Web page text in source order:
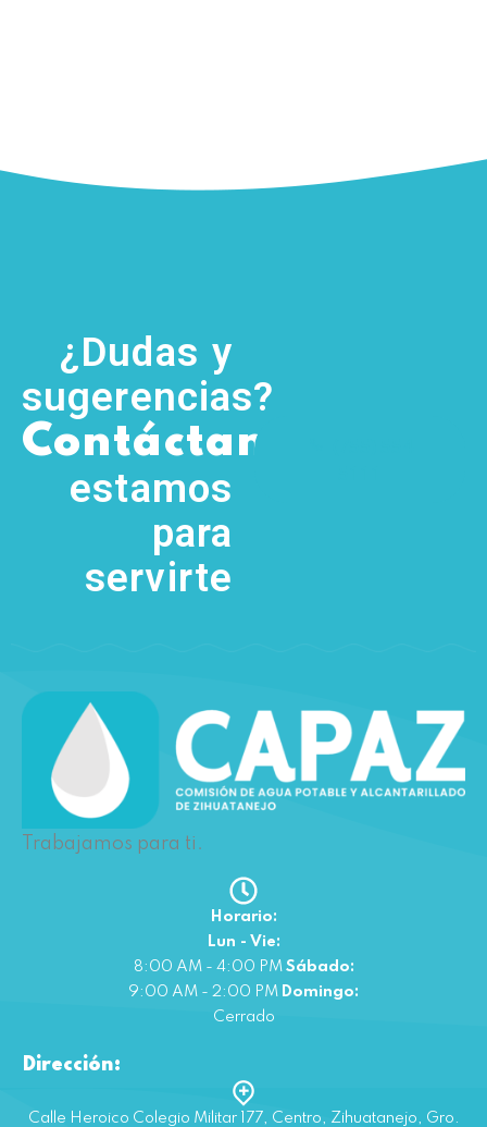
¿Dudas y
sugerencias?
Contáctanos
estamos
para
servirte
Trabajamos para ti.
Horario:
Lun - Vie:
8:00 AM - 4:00 PM Sábado:
9:00 AM - 2:00 PM Domingo:
Cerrado
Dirección:
Calle Heroico Colegio Militar 177, Centro, Zihuatanejo, Gro.